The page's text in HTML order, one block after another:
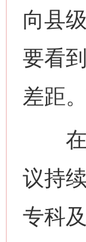
向县
要看
差距
在
议持
专科